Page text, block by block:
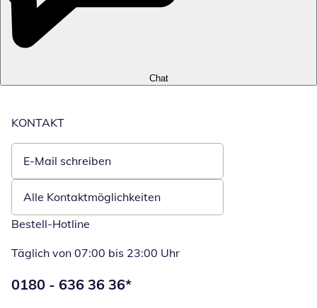
Chat
KONTAKT
E-Mail schreiben
Öffnet E-Mail-Client
Alle Kontaktmöglichkeiten
Bestell-Hotline
Täglich von 07:00 bis 23:00 Uhr
Telefonnummer:
0180 - 636 36 36*